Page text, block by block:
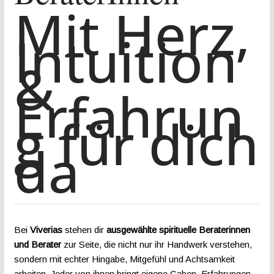
Mit Herz,
Intuition
&
Erfahrun
g für dich
da
Bei Viveriasstehen dir ausgewählte spirituelle Beraterinnen
und Beraterzur Seite, die nicht nur ihr Handwerk verstehen,
sondern mit echter Hingabe, Mitgefühl und Achtsamkeit